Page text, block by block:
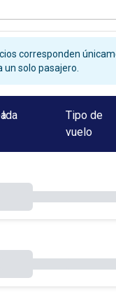
corresponden
un solo pasajero.
Ida
Tipo de
vuelo